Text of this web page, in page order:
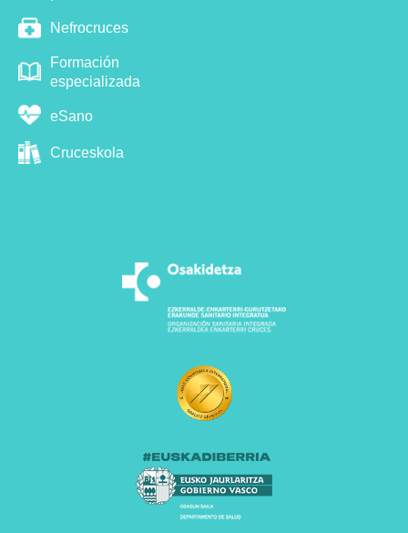
Nefrocruces
Formación
especializada
eSano
Cruceskola